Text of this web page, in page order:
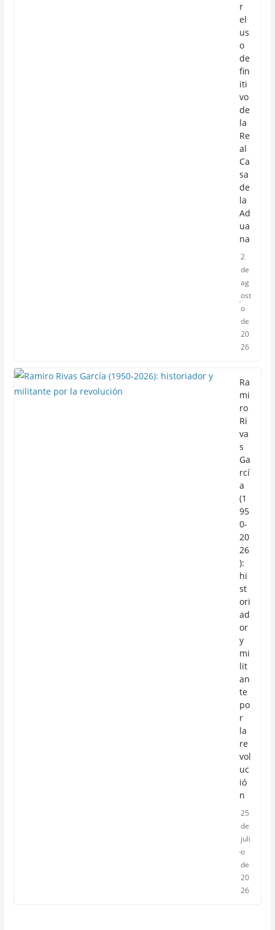
r
el
us
o
de
fin
iti
vo
de
la
Re
al
Ca
sa
de
la
Ad
ua
na
2
de
ag
ost
o
de
20
26
Ra
mi
ro
Ri
va
s
Ga
rcí
a
(1
95
0-
20
26
):
hi
st
ori
ad
or
y
mi
lit
an
te
po
r
la
re
vol
uc
ió
n
25
de
juli
o
de
20
26